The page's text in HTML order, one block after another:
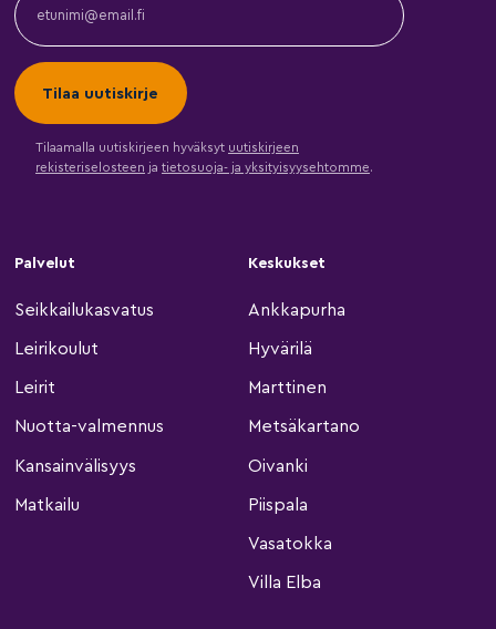
Tilaamalla uutiskirjeen hyväksyt uutiskirjeen
rekisteriselosteen ja tietosuoja- ja yksityisyysehtomme.
Palvelut
Seikkailukasvatus
Leirikoulut
Leirit
Nuotta-valmennus
Kansainvälisyys
Matkailu
Keskukset
Ankkapurha
Hyvärilä
Marttinen
Metsäkartano
Oivanki
Piispala
Vasatokka
Villa Elba